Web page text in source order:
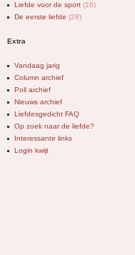
Liefde voor de sport (16)
De eerste liefde (28)
Extra
Vandaag jarig
Column archief
Poll archief
Nieuws archief
Liefdesgedicht FAQ
Op zoek naar de liefde?
Interessante links
Login kwijt